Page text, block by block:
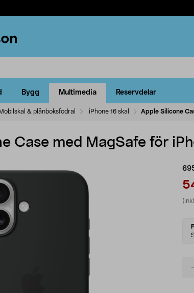
Bygg Multimedia Reservdelar
Mobilskal & plånboksfodral iPhone 16 skal Apple Silicone
Case med MagSafe för